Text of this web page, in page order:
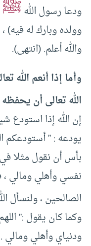
ودعا رسول اللهﷺ
وولده وبارك له
والله أعلم. (انتهى).
وأما إذا أنعم الله
الله تعالى أن
إن الله إذا استودع
يودعه : ” أستودعكم
بأس أن نقول مثلا
نفسي وأهلي ومالي
الصالحين ، ولنسأل
وكما كان يقول :”
ودنياي وأهلي ومالي .